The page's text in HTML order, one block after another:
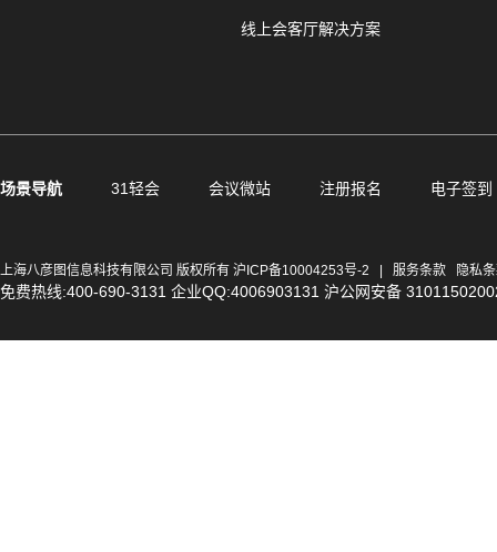
线上会客厅解决方案
场景导航 31轻会 会议微站 注册报名 电子签到
上海八彦图信息科技有限公司 版权所有 沪ICP备10004253号-2 服务条款 隐私
免费热线:400-690-3131 企业QQ:4006903131 沪公网安备